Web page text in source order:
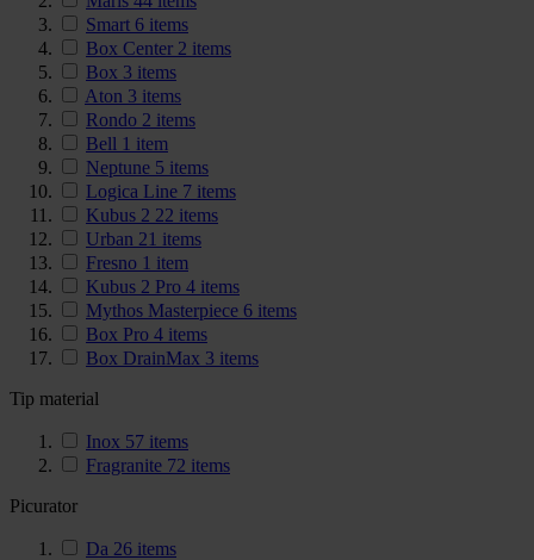
Smart 6 items
Box Center 2 items
Box 3 items
Aton 3 items
Rondo 2 items
Bell 1 item
Neptune 5 items
Logica Line 7 items
Kubus 2 22 items
Urban 21 items
Fresno 1 item
Kubus 2 Pro 4 items
Mythos Masterpiece 6 items
Box Pro 4 items
Box DrainMax 3 items
Tip material
Inox 57 items
Fragranite 72 items
Picurator
Da 26 items